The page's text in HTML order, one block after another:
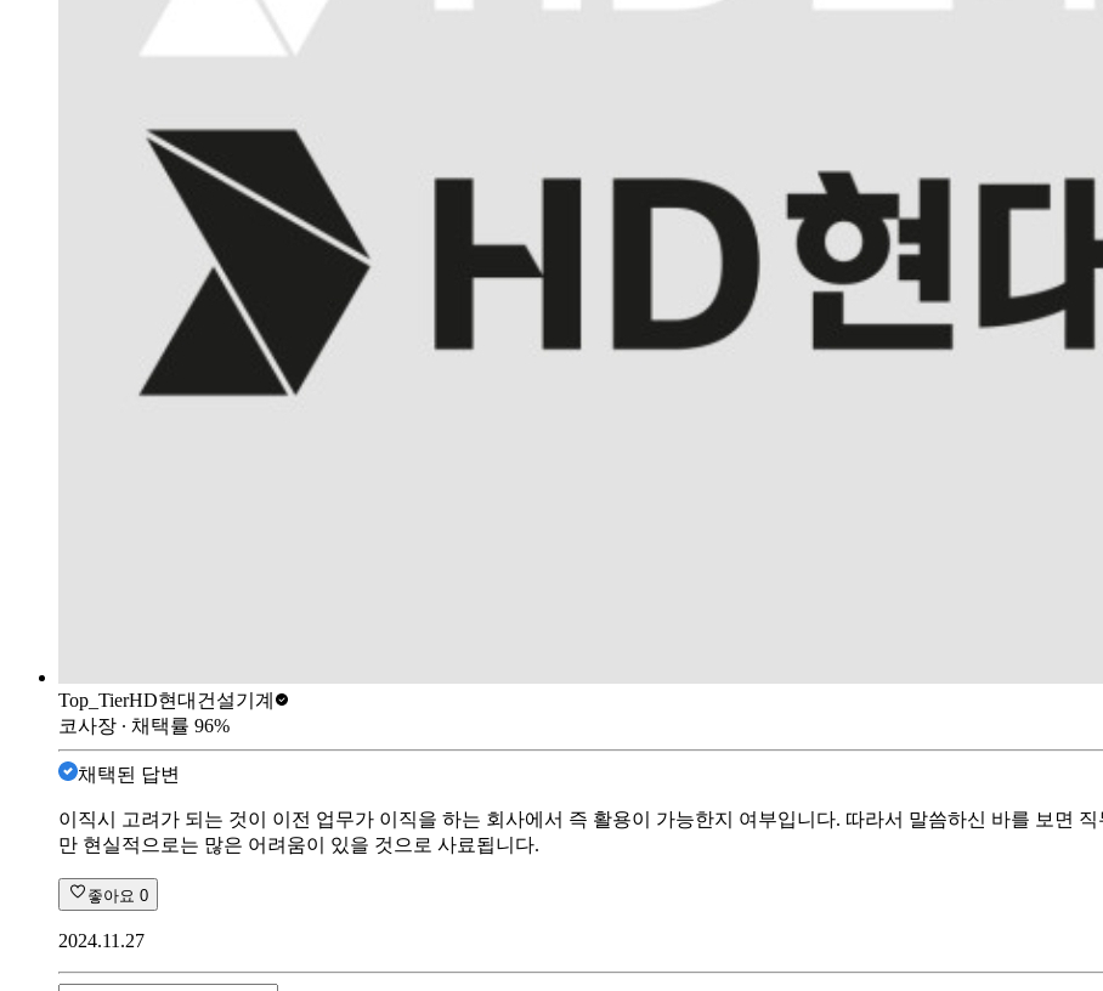
Top_TierHD현대건설기계
코사장 ∙ 채택률 96%
채택된 답변
이직시 고려가 되는 것이 이전 업무가 이직을 하는 회사에서 즉 활용이 가능한지 여부입니다. 따라서 말씀하신 바를 보면
만 현실적으로는 많은 어려움이 있을 것으로 사료됩니다.
좋아요 0
2024.11.27